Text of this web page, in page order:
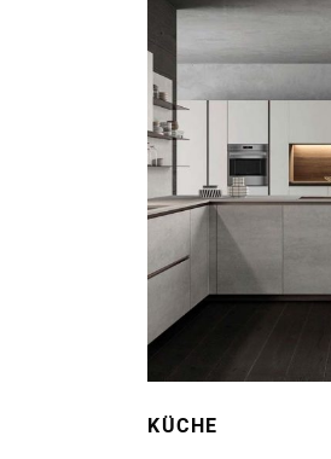
KÜCHE